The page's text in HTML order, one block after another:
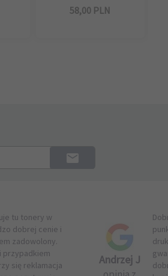
58,00 PLN
tu tonery w
dobrej cenie i
zadowolony.
przypadkiem
się reklamacja
Andrzej J